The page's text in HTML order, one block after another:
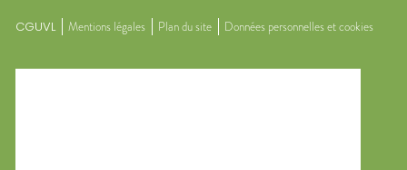
CGUVL Mentions légales Plan du site Données personnelles et cookies